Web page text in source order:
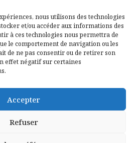
nous utilisons des technologies
et/ou accéder aux informations des
à ces technologies nous permettra de
le comportement de navigation ou les
de ne pas consentir ou de retirer son
effet négatif sur certaines
Accepter
Refuser